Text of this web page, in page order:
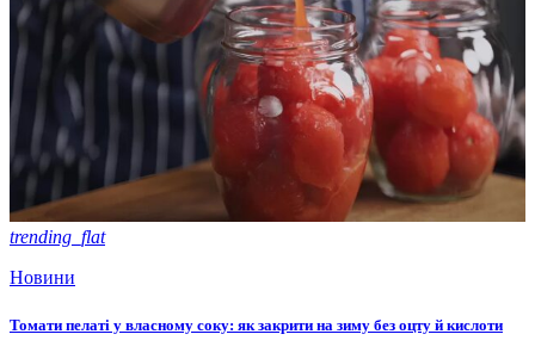
trending_flat
Новини
Томати пелаті у власному соку: як закрити на зиму без оцту й кислоти